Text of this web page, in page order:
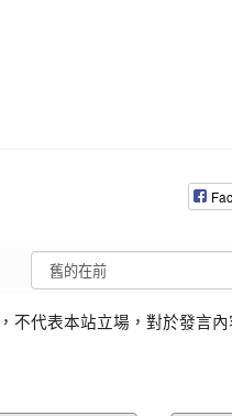
不代表本站立場，對於發言